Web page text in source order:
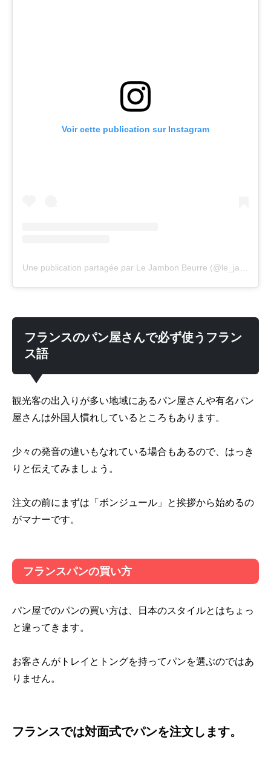
Voir cette publication sur Instagram
フランスのパン屋さんで必ず使うフラン
ス語
観光客の出入りが多い地域にあるパン屋さんや有名パン
屋さんは外国人慣れしているところもあります。
少々の発音の違いもなれている場合もあるので、はっき
りと伝えてみましょう。
注文の前にまずは「ボンジュール」と挨拶から始めるの
がマナーです。
フランスパンの買い方
パン屋でのパンの買い方は、日本のスタイルとはちょっ
と違ってきます。
お客さんがトレイとトングを持ってパンを選ぶのではあ
りません。
フランスでは対面式でパンを注文します。